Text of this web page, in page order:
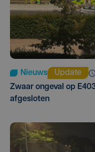
Nieuws Update
Zwaar ongeval op
afgesloten